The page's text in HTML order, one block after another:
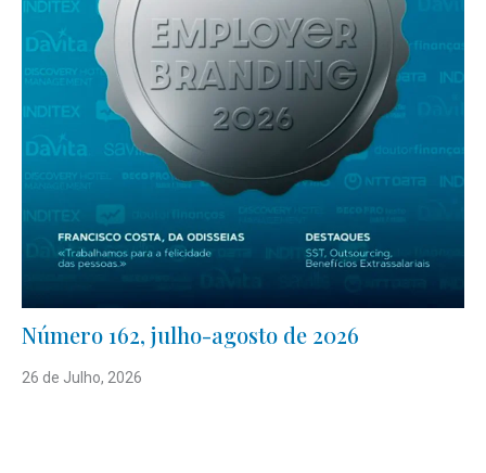
Número 162, julho-agosto de 2026
26 de Julho, 2026